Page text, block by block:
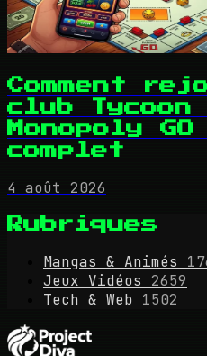
Comment
club Tycoon
Monopoly
complet
4 août 2026
Rubriques
Mangas & Animés
Jeux Vidéos
2659
Tech & Web 1502